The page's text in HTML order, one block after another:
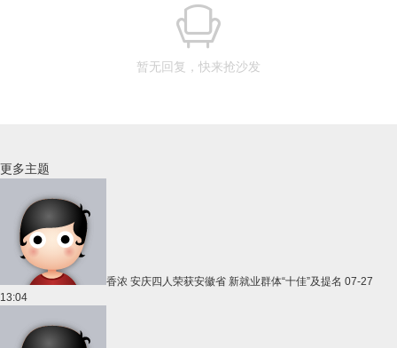
暂无回复，快来抢沙发
更多主题
香浓 安庆四人荣获安徽省 新就业群体“十佳”及提名 07-27
13:04